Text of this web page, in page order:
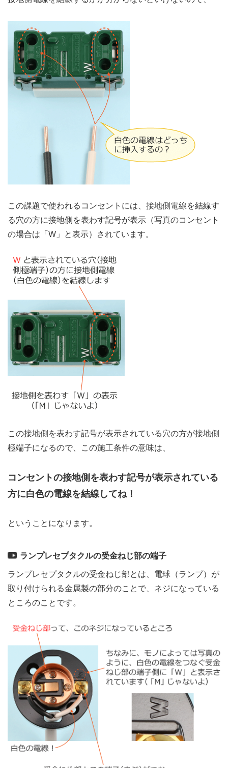
この課題で使われるコンセントには、接地側電線を結線す
る穴の方に接地側を表わす記号が表示（写真のコンセント
の場合は「W」と表示）されています。
この接地側を表わす記号が表示されている穴の方が接地側
極端子になるので、この施工条件の意味は、
コンセントの接地側を表わす記号が表示されている
方に白色の電線を結線してね！
ということになります。
ランプレセプタクルの受金ねじ部の端子
ランプレセプタクルの受金ねじ部とは、電球（ランプ）が
取り付けられる金属製の部分のことで、ネジになっている
ところのことです。